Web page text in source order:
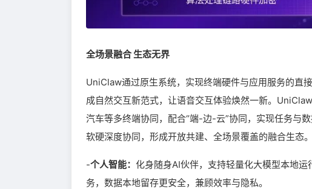
全场景融合 生态无界
UniClaw通过原生系统，实现终端硬件与应用服务的直
成自然交互新范式，让语音交互体验焕然一新。
汽车等多终端协同，配合“端-边-云”协同，实现任务与
软硬深度协同，形成开放共建、全场景覆盖的融合生态。
-个人智能： 化身随身AI伙伴，支持轻量化大模型本地
务，数据本地留存更安全，兼顾效率与隐私。